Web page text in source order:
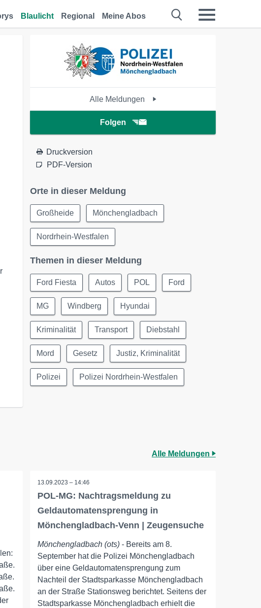
Blaulicht Regional Meine Abos
Alle Meldungen
Folgen
Druckversion
PDF-Version
Orte in dieser Meldung
Großheide Mönchengladbach
Nordrhein-Westfalen
Themen in dieser Meldung
Ford Fiesta Autos POL Ford
MG Windberg Hyundai
Kriminalität Transport Diebstahl
Mord Gesetz Justiz, Kriminalität
Polizei Polizei Nordrhein-Westfalen
Alle Meldungen
13.09.2023 – 14:46
POL-MG: Nachtragsmeldung zu
Geldautomatensprengung in
Mönchengladbach-Venn | Zeugensuche
Mönchengladbach (ots) - Bereits am 8.
September hat die Polizei Mönchengladbach
über eine Geldautomatensprengung zum
Nachteil der Stadtsparkasse Mönchengladbach
an der Straße Stationsweg berichtet. Seitens der
Stadtsparkasse Mönchengladbach erhielt die